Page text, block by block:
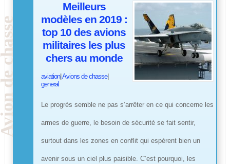
Meilleurs
modèles en 2019 :
top 10 des avions
militaires les plus
chers au monde
aviation| Avions de chasse|
general
Le progrès semble ne pas s’arrêter en ce qui concerne les
armes de guerre, le besoin de sécurité se fait sentir,
surtout dans les zones en conflit qui espèrent bien un
avenir sous un ciel plus paisible. C’est pourquoi, les